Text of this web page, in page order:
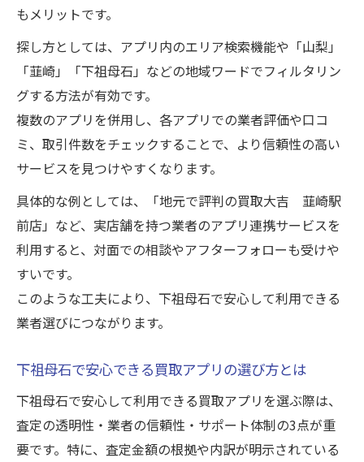
目指す
アプリ機能やサポート体制の違いを徹底解
説
買取アプリで査定額や利便性を比較する方
法
地域で選ばれる買取アプリの決め手とは
買取アプリの手数料や対応エリアを比較検
証
信頼性重視ならアプリ経由の買取がおすすめ
買取アプリが提供する取引の安全性とは
方法
なぜ今アプリ経由の買取が安心できるのか
解説
信頼性を高めるアプリ選びのチェックポイ
ント
もメリットです。
探し方としては、アプリ内のエリア検索機能や「山梨」
「韮崎」「下祖母石」などの地域ワードでフィルタリン
グする方法が有効です。
複数のアプリを併用し、各アプリでの業者評価や口コ
ミ、取引件数をチェックすることで、より信頼性の高い
サービスを見つけやすくなります。
具体的な例としては、「地元で評判の買取大吉 韮崎駅
前店」など、実店舗を持つ業者のアプリ連携サービスを
利用すると、対面での相談やアフターフォローも受けや
すいです。
このような工夫により、下祖母石で安心して利用できる
業者選びにつながります。
下祖母石で安心できる買取アプリの選び方とは
下祖母石で安心して利用できる買取アプリを選ぶ際は、
査定の透明性・業者の信頼性・サポート体制の3点が重
要です。特に、査定金額の根拠や内訳が明示されている